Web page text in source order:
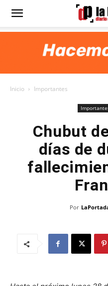
Diario
Inicio Importantes
Chubut
días de
Por